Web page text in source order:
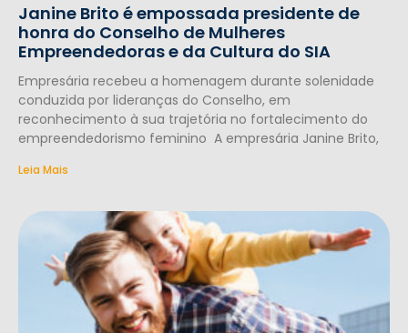
Janine Brito é empossada presidente de
honra do Conselho de Mulheres
Empreendedoras e da Cultura do SIA
Empresária recebeu a homenagem durante solenidade
conduzida por lideranças do Conselho, em
reconhecimento à sua trajetória no fortalecimento do
empreendedorismo feminino A empresária Janine Brito,
Leia Mais